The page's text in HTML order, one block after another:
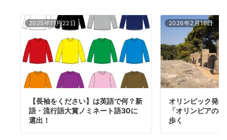
2025年11月22日
【長袖をください】は英語で何？新
語・流行語大賞ノミネート語30に
選出！
2026年2月16日
オリンピック発
「オリンピアの
歩く